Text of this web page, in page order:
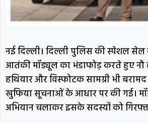
नई दिल्ली। दिल्ली पुलिस की स्पेशल
आतंकी मॉड्यूल का भंडाफोड़ करते हुए नौ
हथियार और विस्फोटक सामग्री भी
खुफिया सूचनाओं के आधार पर की गई।
अभियान चलाकर इसके सदस्यों को